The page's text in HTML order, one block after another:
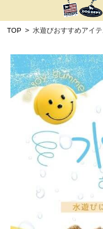
TOP > 水遊びおすすめアイテ